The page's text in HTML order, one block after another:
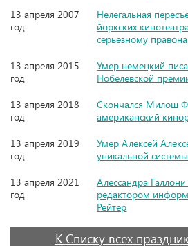
13 апреля 2007
год
Нелегальная
йоркских
серьёзному
13 апреля 2015
год
Умер немецкий
Нобелевской
13 апреля 2018
год
Скончался Милош
американский
13 апреля 2019
год
Умер Алексей
уникальной
13 апреля 2021
год
Алессандра
редактором
Рейтер
К Списку всех